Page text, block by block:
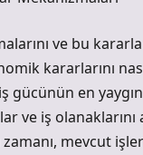
ve bu
kararlarını
en
ve iş
zamanı, mevcut